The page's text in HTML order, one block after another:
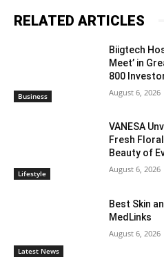
RELATED ARTICLES
Business
Biigtech
Meet’ in
800
August 6, 2026
Lifestyle
VANESA
Fresh
Beauty of
August 6, 2026
Latest News
Best Skin
MedLinks
August 6, 2026